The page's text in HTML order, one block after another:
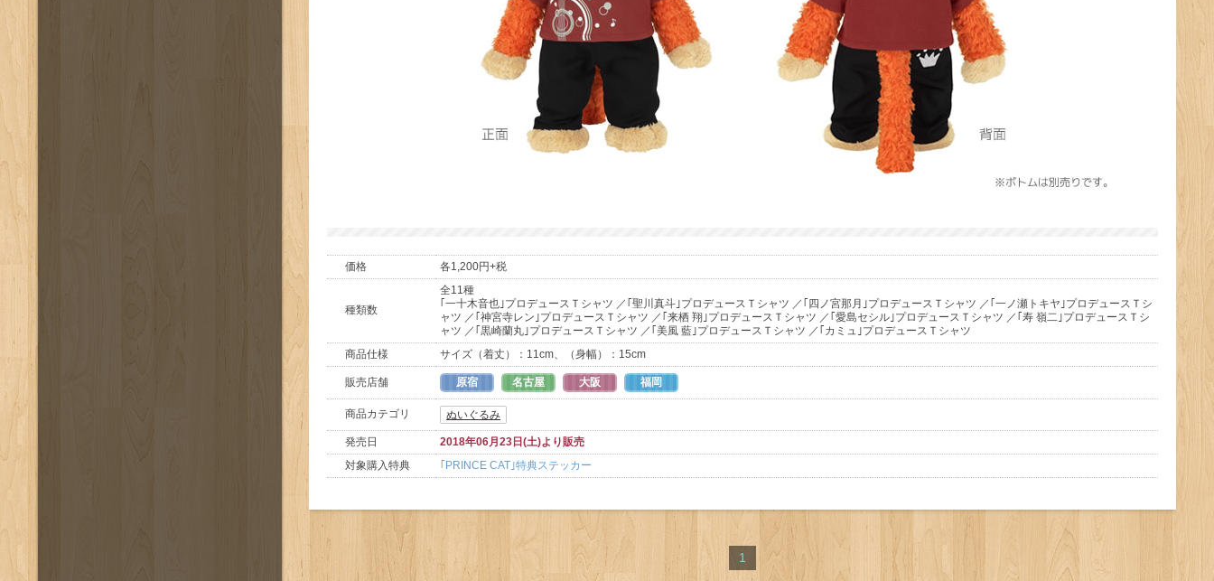
価格 各1,200円+税
種類数
全11種
｢一十木音也｣プロデュースＴシャツ ／｢聖川真斗｣プロデュースＴシャツ ／｢四ノ宮那月｣プロデュースＴシャツ ／｢一ノ瀬トキヤ｣プロデュースＴシ
ャツ ／｢神宮寺レン｣プロデュースＴシャツ ／｢来栖 翔｣プロデュースＴシャツ ／｢愛島セシル｣プロデュースＴシャツ ／｢寿 嶺二｣プロデュースＴシ
ャツ ／｢黒崎蘭丸｣プロデュースＴシャツ ／｢美風 藍｣プロデュースＴシャツ ／｢カミュ｣プロデュースＴシャツ
商品仕様
サイズ（着丈）：11cm、（身幅）：15cm
販売店舗 原宿 名古屋 大阪 福岡
商品カテゴリ ぬいぐるみ
発売日
2018年06月23日(土)より販売
対象購入特典
｢PRINCE CAT｣特典ステッカー
1